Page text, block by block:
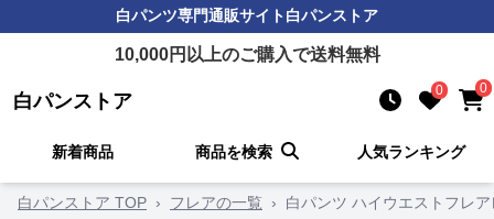
白パンツ専門通販サイト白パンストア
10,000円以上のご購入で送料無料
白パンストア 0 0
新着商品 商品を検索 人気ランキング
白パンストア TOP › フレアの一覧 › 白パンツ ハイウエストフレ